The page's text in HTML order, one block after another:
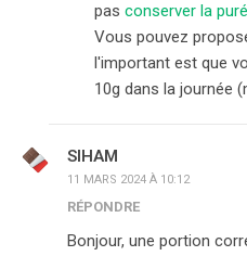
pas conserver la
Vous pouvez
l'important est que
10g dans la journée
SIHAM
11 MARS 2024 À 10:12
RÉPONDRE
Bonjour, une portion